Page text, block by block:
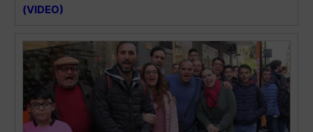
(VIDEO)